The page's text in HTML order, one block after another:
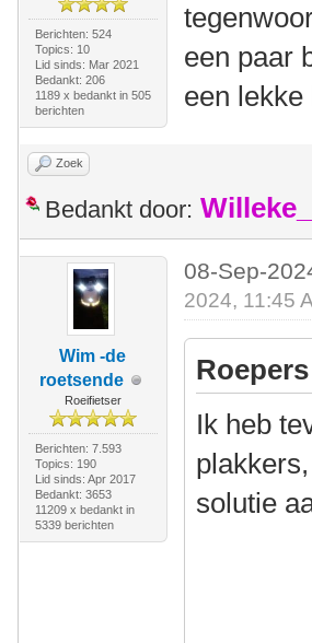
Berichten: 524
Topics: 10
Lid sinds: Mar 2021
Bedankt: 206
1189 x bedankt in 505
berichten
een paar
een
Zoek
Bedankt door:
Wim -de
roetsende
Roeifietser
Berichten: 7.593
Topics: 190
Lid sinds: Apr 2017
Bedankt: 3653
11209 x bedankt in
5339 berichten
08-Sep-
2024, 11:45
Ik heb
solutie